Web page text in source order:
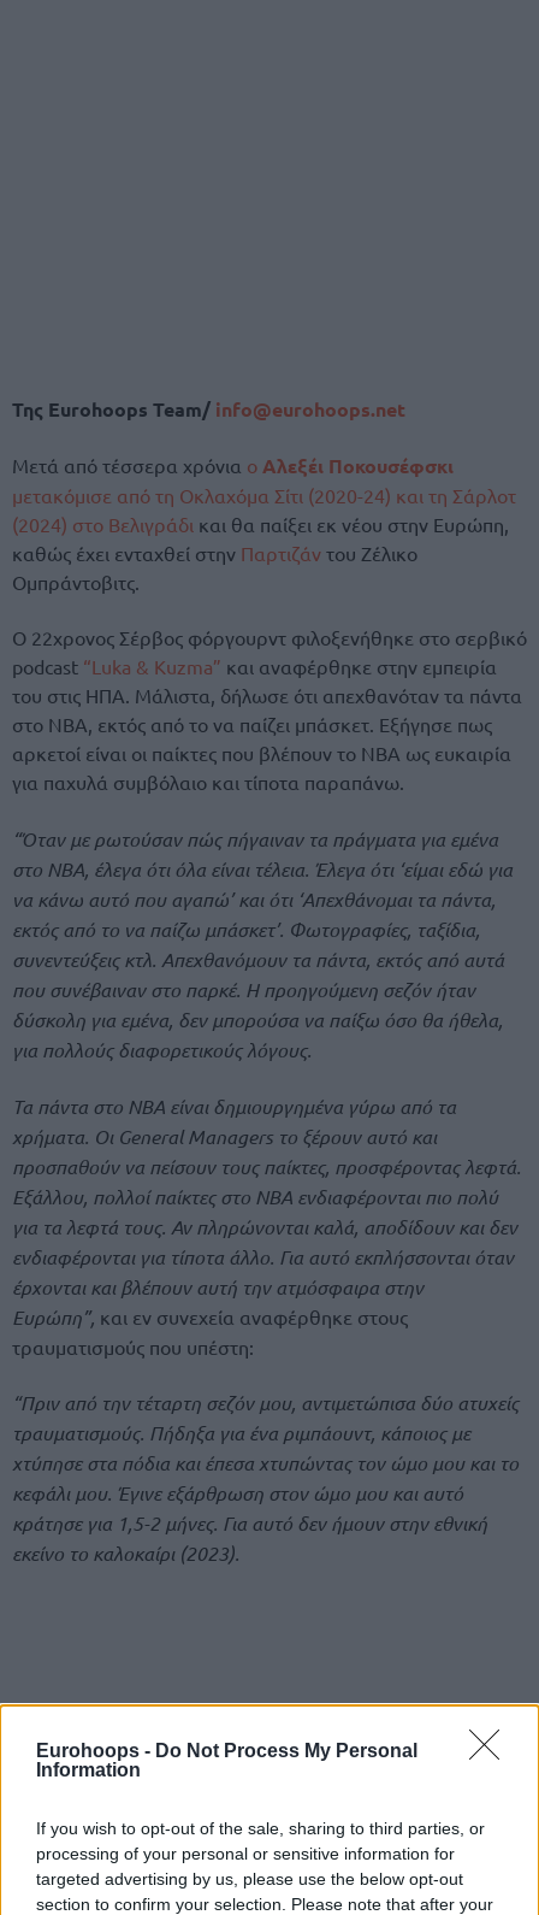
Eurohoops - Do Not Process My Personal
Information
If you wish to opt-out of the sale, sharing to third parties, or
processing of your personal or sensitive information for
targeted advertising by us, please use the below opt-out
section to confirm your selection. Please note that after your
Της Eurohoops Team/ info@eurohoops.net
Μετά από τέσσερα χρόνια ο Αλεξέι Ποκουσέφσκι
μετακόμισε από τη Οκλαχόμα Σίτι (2020-24) και τη Σάρλοτ
(2024) στο Βελιγράδι και θα παίξει εκ νέου στην Ευρώπη,
καθώς έχει ενταχθεί στην Παρτιζάν του Ζέλικο
Ομπράντοβιτς.
Ο 22χρονος Σέρβος φόργουρντ φιλοξενήθηκε στο σερβικό
podcast “Luka & Kuzma” και αναφέρθηκε στην εμπειρία
του στις ΗΠΑ. Μάλιστα, δήλωσε ότι απεχθανόταν τα πάντα
στο NBA, εκτός από το να παίζει μπάσκετ. Εξήγησε πως
αρκετοί είναι οι παίκτες που βλέπουν το NBA ως ευκαιρία
για παχυλά συμβόλαιο και τίποτα παραπάνω.
“Όταν με ρωτούσαν πώς πήγαιναν τα πράγματα για εμένα
στο NBA, έλεγα ότι όλα είναι τέλεια. Έλεγα ότι ‘είμαι εδώ για
να κάνω αυτό που αγαπώ’ και ότι ‘Απεχθάνομαι τα πάντα,
εκτός από το να παίζω μπάσκετ’. Φωτογραφίες, ταξίδια,
συνεντεύξεις κτλ. Απεχθανόμουν τα πάντα, εκτός από αυτά
που συνέβαιναν στο παρκέ. Η προηγούμενη σεζόν ήταν
δύσκολη για εμένα, δεν μπορούσα να παίξω όσο θα ήθελα,
για πολλούς διαφορετικούς λόγους.
Τα πάντα στο NBA είναι δημιουργημένα γύρω από τα
χρήματα. Οι General Managers το ξέρουν αυτό και
προσπαθούν να πείσουν τους παίκτες, προσφέροντας λεφτά.
Εξάλλου, πολλοί παίκτες στο NBA ενδιαφέρονται πιο πολύ
για τα λεφτά τους. Αν πληρώνονται καλά, αποδίδουν και δεν
ενδιαφέρονται για τίποτα άλλο. Για αυτό εκπλήσσονται όταν
έρχονται και βλέπουν αυτή την ατμόσφαιρα στην
Ευρώπη”, και εν συνεχεία αναφέρθηκε στους
τραυματισμούς που υπέστη:
“Πριν από την τέταρτη σεζόν μου, αντιμετώπισα δύο ατυχείς
τραυματισμούς. Πήδηξα για ένα ριμπάουντ, κάποιος με
χτύπησε στα πόδια και έπεσα χτυπώντας τον ώμο μου και το
κεφάλι μου. Έγινε εξάρθρωση στον ώμο μου και αυτό
κράτησε για 1,5-2 μήνες. Για αυτό δεν ήμουν στην εθνική
εκείνο το καλοκαίρι (2023).